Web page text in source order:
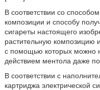
В соответствии со
композиции и способу
сигареты настоящего
растительную композицию
с помощью которых можно
действием ментола даже
В соответствии с
картриджа электрической